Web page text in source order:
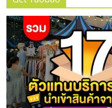
SME
แห่ง
ประเทศไ